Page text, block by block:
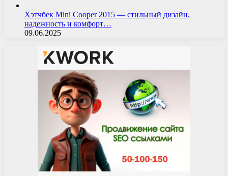
Хэтчбек Mini Cooper 2015 — стильный дизайн,
надежность и комфорт…
09.06.2025